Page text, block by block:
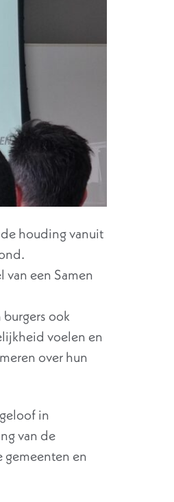
houding vanuit
een Samen
ook
voelen en
over hun
in
van de
gemeenten en